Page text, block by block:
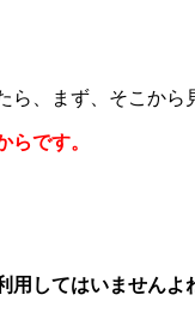
、まず、そこから
です。
用してはいませんよ